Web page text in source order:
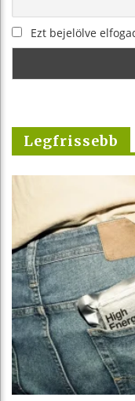
Ezt bejelölve
Legfrissebb